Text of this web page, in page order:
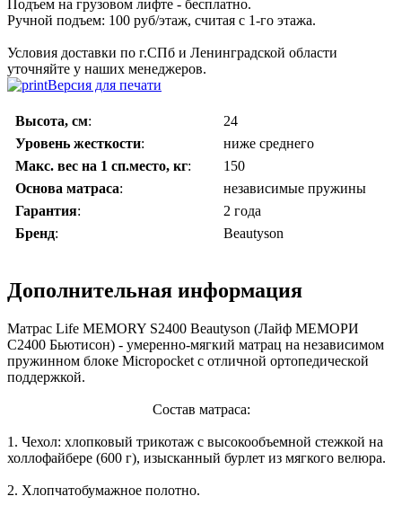
Подъем на грузовом лифте - бесплатно.
Ручной подъем: 100 руб/этаж, считая с 1-го этажа.
Условия доставки по г.СПб и Ленинградской области
уточняйте у наших менеджеров.
Версия для печати
Высота, см:
24
Уровень жесткости:
ниже среднего
Макс. вес на 1 сп.место, кг:
150
Основа матраса:
независимые пружины
Гарантия:
2 года
Бренд: Beautyson
Дополнительная информация
Матрас Life MEMORY S2400 Beautyson (Лайф МЕМОРИ
С2400 Бьютисон) - умеренно-мягкий матрац на независимом
пружинном блоке Micropocket с отличной ортопедической
поддержкой.
Состав матраса:
1. Чехол: хлопковый трикотаж с высокообъемной стежкой на
холлофайбере (600 г), изысканный бурлет из мягкого велюра.
2. Хлопчатобумажное полотно.